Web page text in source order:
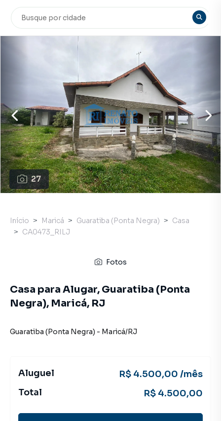
27
Início Maricá Guaratiba (Ponta Negra)
Casa
CA0473_RILJ
Fotos
Casa para Alugar, Guaratiba (Ponta
Negra), Maricá, RJ
Guaratiba (Ponta Negra) - Maricá/RJ
Aluguel
R$ 4.500,00 /mês
Total
R$ 4.500,00